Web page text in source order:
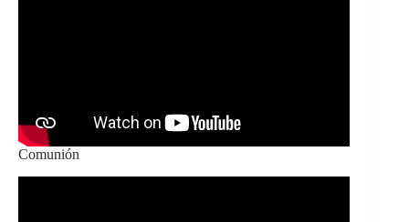
Comunión